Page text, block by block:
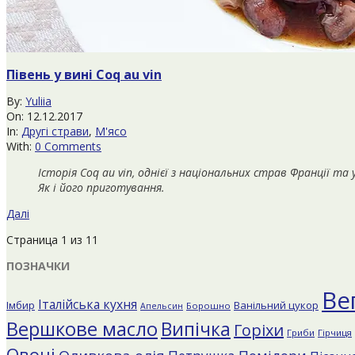
Півень у вині Coq au vin
2017-
12-
12
By: Yuliia
On: 12.12.2017
In: Другі страви, М'ясо
With: 0 Comments
Історія Coq au vin, однієї з національних страв Франції
Як і його приготування.
Далі
Страница 1 из 1 1
ПОЗНАЧКИ
Імбир Італійська кухня Апельсин Борошно Ванільний цукор
Вершкове масло Випічка Горіхи Гриби Гірчиця